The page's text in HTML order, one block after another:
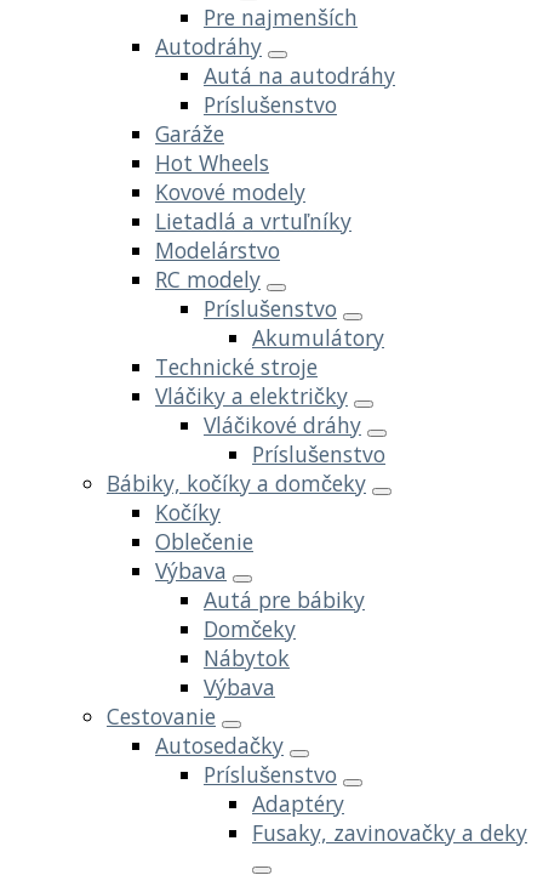
Pre najmenších
Autodráhy
Autá na autodráhy
Príslušenstvo
Garáže
Hot Wheels
Kovové modely
Lietadlá a vrtuľníky
Modelárstvo
RC modely
Príslušenstvo
Akumulátory
Technické stroje
Vláčiky a električky
Vláčikové dráhy
Príslušenstvo
Bábiky, kočíky a domčeky
Kočíky
Oblečenie
Výbava
Autá pre bábiky
Domčeky
Nábytok
Výbava
Cestovanie
Autosedačky
Príslušenstvo
Adaptéry
Fusaky, zavinovačky a deky